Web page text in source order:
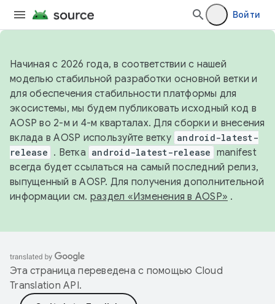
Войти
Начиная с 2026 года, в соответствии с нашей
моделью стабильной разработки основной ветки и
для обеспечения стабильности платформы для
экосистемы, мы будем публиковать исходный код в
AOSP во 2-м и 4-м кварталах. Для сборки и внесения
вклада в AOSP используйте ветку android-latest-
release . Ветка android-latest-release manifest
всегда будет ссылаться на самый последний релиз,
выпущенный в AOSP. Для получения дополнительной
информации см. раздел «Изменения в AOSP» .
Эта страница переведена с помощью Cloud
Translation API.